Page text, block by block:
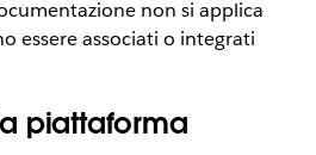
non si applica
essere associati o integrati
piattaforma